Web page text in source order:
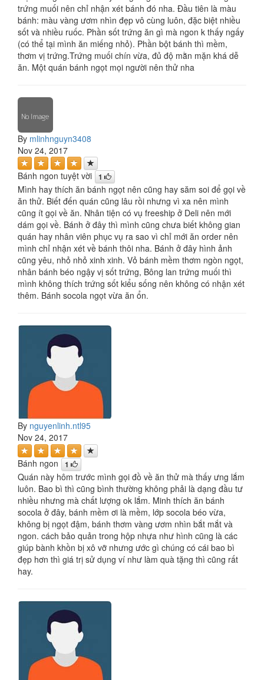
trứng muối nên chỉ nhận xét bánh đó nha. Đầu tiên là màu
bánh: màu vàng ươm nhìn đẹp vô cùng luôn, đặc biệt nhiều
sốt và nhiều ruốc. Phần sốt trứng ăn gì mà ngon k thấy ngấy
(có thể tại mình ăn miếng nhỏ). Phần bột bánh thì mềm,
thơm vị trứng.Trứng muối chín vừa, đủ độ mằn mặn khá dễ
ăn. Một quán bánh ngọt mọi người nên thử nha
By mlinhnguyn3408
Nov 24, 2017
Bánh ngon tuyệt vời 1
Mình hay thích ăn bánh ngọt nên cũng hay săm soi để gọi về
ăn thử. Biết đến quán cũng lâu rồi nhưng vì xa nên mình
cũng ít gọi về ăn. Nhân tiện có vụ freeship ở Deli nên mới
dám gọi về. Bánh ở đây thì mình cũng chưa biết không gian
quán hay nhân viên phục vụ ra sao vì chỉ mới ăn order nên
mình chỉ nhận xét về bánh thôi nha. Bánh ở đây hình ảnh
cũng yêu, nhỏ nhỏ xinh xinh. Vỏ bánh mềm thơm ngòn ngọt,
nhân bánh béo ngậy vị sốt trứng, Bông lan trứng muối thì
mình không thích trứng sốt kiểu sống nên không có nhận xét
thêm. Bánh socola ngọt vừa ăn ổn.
By nguyenlinh.ntl95
Nov 24, 2017
Bánh ngon 1
Quán này hôm trước mình gọi đồ về ăn thử mà thấy ưng lắm
luôn. Bao bì thì cũng bình thường không phải là dạng đầu tư
nhiều nhưng mà chất lượng ok lắm. Minh thích ăn bánh
socola ở đây, bánh mềm ơi là mềm, lớp socola béo vừa,
không bị ngọt đậm, bánh thơm vàng ươm nhìn bắt mắt và
ngon. cách bảo quản trong hộp nhựa như hình cũng là các
giúp bành khồn bị xô vỡ nhưng ước gì chúng có cái bao bì
đẹp hơn thì giá trị sử dụng ví như làm quà tặng thì cũng rất
hay.